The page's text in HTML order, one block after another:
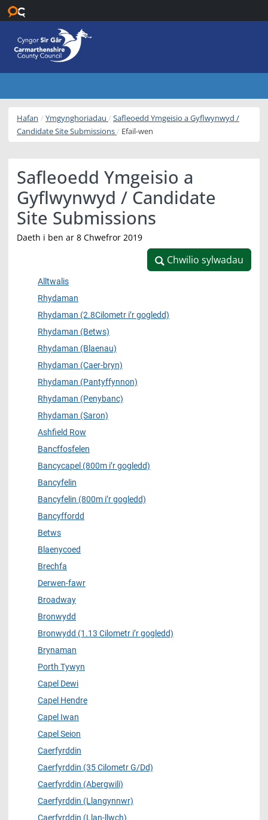
Hafan Ymgynghoriadau
Safleoedd Ymgeisio a Gyflwynwyd /
Candidate Site Submissions
Efail-wen
Safleoedd Ymgeisio a
Gyflwynwyd / Candidate
Site Submissions
Daeth i ben ar 8 Chwefror 2019
Chwilio sylwadau
Chwilio sylwadau
Alltwalis
Rhydaman
Rhydaman (2.8Cilometr i’r gogledd)
Rhydaman (Betws)
Rhydaman (Blaenau)
Rhydaman (Caer-bryn)
Rhydaman (Pantyffynnon)
Rhydaman (Penybanc)
Rhydaman (Saron)
Ashfield Row
Bancffosfelen
Bancycapel (800m i’r gogledd)
Bancyfelin
Bancyfelin (800m i’r gogledd)
Bancyffordd
Betws
Blaenycoed
Brechfa
Derwen-fawr
Broadway
Bronwydd
Bronwydd (1.13 Cilometr i’r gogledd)
Brynaman
Porth Tywyn
Capel Dewi
Capel Hendre
Capel Iwan
Capel Seion
Caerfyrddin
Caerfyrddin (35 Cilometr G/Dd)
Caerfyrddin (Abergwili)
Caerfyrddin (Llangynnwr)
Caerfyrddin (Llan-llwch)